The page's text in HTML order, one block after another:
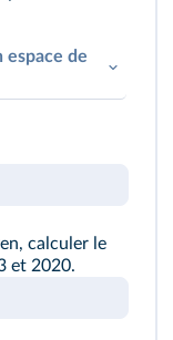
espace de
calculer le
et 2020.